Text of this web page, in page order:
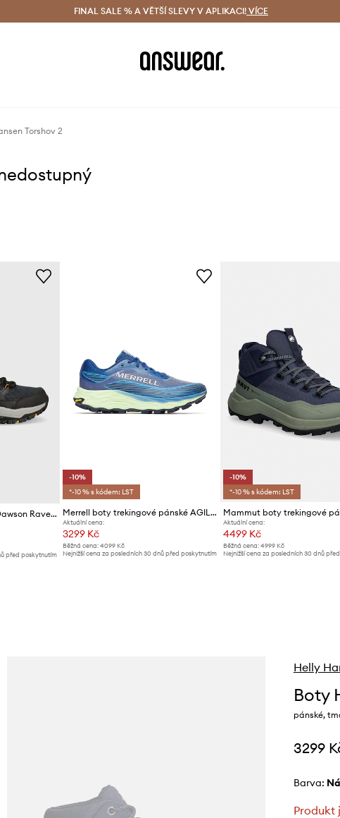
a vrácení zdarma (od 1800 Kč) Doručení i do 24 h
FINAL SALE % A VĚTŠÍ SLEVY V APLIKACI! VÍCE
Torshov 2
Boty Skechers Arch Fit Dawson Raveno
před poskytnutím
-10%
*-10 % s kódem: LST
Merrell boty trekingové pánské AGILITY PEAK 6
Aktuální cena:
3299 Kč
Běžná cena: 4099 Kč
Nejnižší cena za posledních 30 dnů před poskytnutím
-10%
*-10 % s kódem: LST
Aktuální cena:
4499 Kč
Běžná cena: 4999 Kč
Nejnižší cena za posledních 30 dnů
Helly
Boty
pánské,
3299
Barva:
Produkt